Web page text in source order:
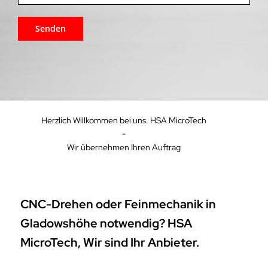
Herzlich Willkommen bei uns. HSA MicroTech
-
Wir übernehmen Ihren Auftrag
CNC-Drehen oder Feinmechanik in
Gladowshöhe notwendig? HSA
MicroTech, Wir sind Ihr Anbieter.